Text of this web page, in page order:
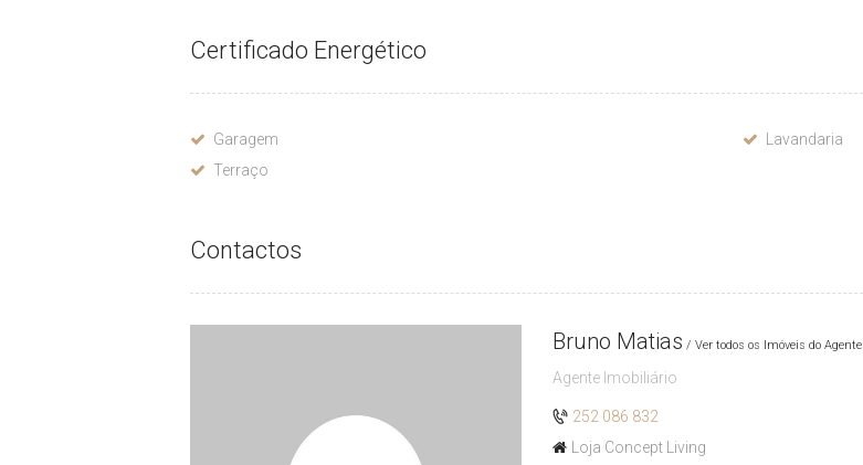
Certificado Energético
Garagem
Lavandaria
Terraço
Contactos
Bruno Matias Ver todos os Imóveis do Agente
Agente Imobiliário
252 086 832
Loja Concept Living